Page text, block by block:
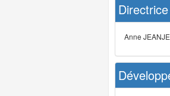
Anne